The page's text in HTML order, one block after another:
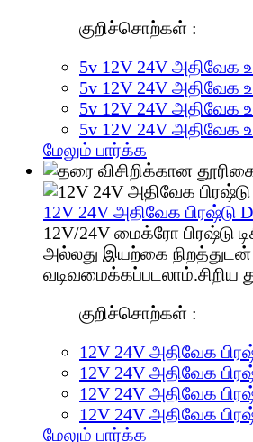
குறிச்சொற்கள் :
5v 12V 24V அதிவேக
5v 12V 24V அதிவேக
5v 12V 24V அதிவேக
5v 12V 24V அதிவேக
மேலும் பார்க்க
12V 24V அதிவேக பிரஷ்டு
12V/24V மைக்ரோ பிரஷ்டு
அல்லது இயற்கை நிறத்துடன்
குறிச்சொற்கள் :
12V 24V அதிவேக
12V 24V அதிவேக
12V 24V அதிவேக
12V 24V அதிவேக
மேலும் பார்க்க